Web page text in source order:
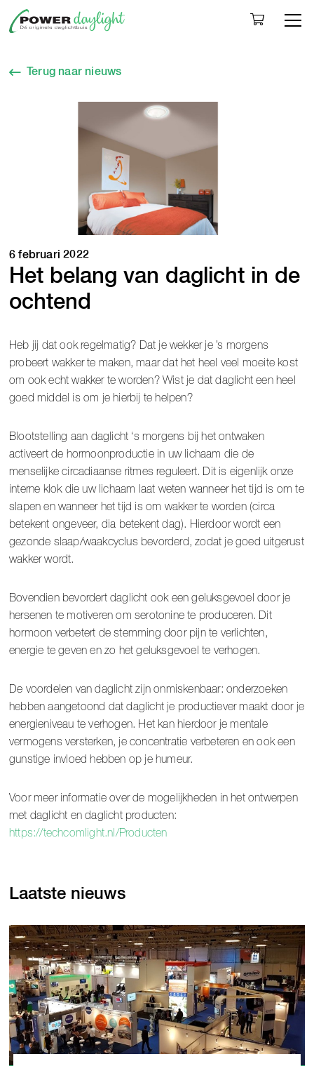
Terug naar nieuws
6 februari 2022
Het belang van daglicht in de
ochtend
Heb jij dat ook regelmatig? Dat je wekker je ’s morgens
probeert wakker te maken, maar dat het heel veel moeite kost
om ook echt wakker te worden? Wist je dat daglicht een heel
goed middel is om je hierbij te helpen?
Blootstelling aan daglicht ‘s morgens bij het ontwaken
activeert de hormoonproductie in uw lichaam die de
menselijke circadiaanse ritmes reguleert. Dit is eigenlijk onze
interne klok die uw lichaam laat weten wanneer het tijd is om te
slapen en wanneer het tijd is om wakker te worden (circa
betekent ongeveer, dia betekent dag). Hierdoor wordt een
gezonde slaap/waakcyclus bevorderd, zodat je goed uitgerust
wakker wordt.
Bovendien bevordert daglicht ook een geluksgevoel door je
hersenen te motiveren om serotonine te produceren. Dit
hormoon verbetert de stemming door pijn te verlichten,
energie te geven en zo het geluksgevoel te verhogen.
De voordelen van daglicht zijn onmiskenbaar: onderzoeken
hebben aangetoond dat daglicht je productiever maakt door je
energieniveau te verhogen. Het kan hierdoor je mentale
vermogens versterken, je concentratie verbeteren en ook een
gunstige invloed hebben op je humeur.
Voor meer informatie over de mogelijkheden in het ontwerpen
met daglicht en daglicht producten:
https://techcomlight.nl/Producten
Laatste nieuws